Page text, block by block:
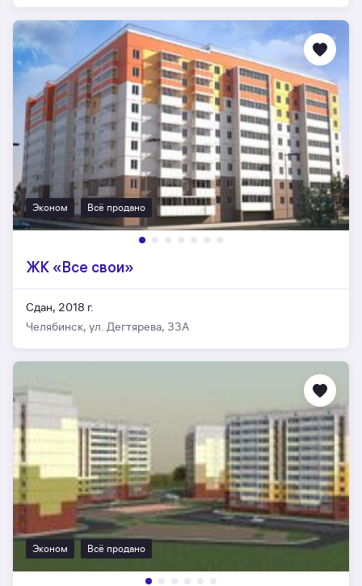
Эконом Всё продано
ЖК «Все свои»
Сдан, 2018 г.
Челябинск, ул. Дегтярева, 33А
Эконом Всё продано